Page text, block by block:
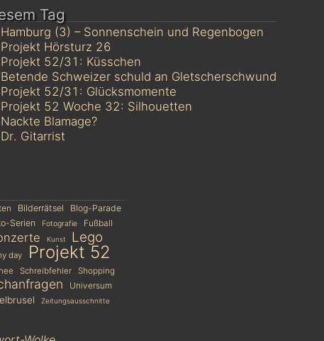
Tag
Hamburg (3) – Sonnenschein und Regenbogen
Projekt Hörsturz 26
Projekt 52/31: Küsschen
Betende Schweizer schuld an Gletscherschwund
Projekt 52/31: Glücksmomente
Projekt 52 Woche 32: Silhouetten
Nackte Blamage?
Dr. Gitarrist
Bilderrätsel Blog-Parade
Serien Fotografie
Fußball
Kunst Lego
day Projekt 52
Schreibfehler
Shopping
Universum
Zeitungsausschnitte